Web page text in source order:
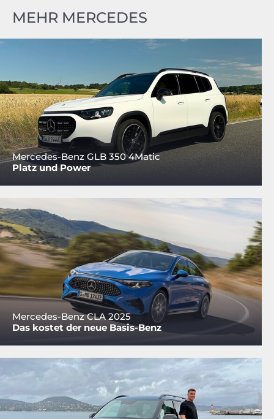
MEHR MERCEDES
Mercedes-Benz GLB 350 4Matic
Platz und Power
Mercedes-Benz CLA 2025
Das kostet der neue Basis-Benz